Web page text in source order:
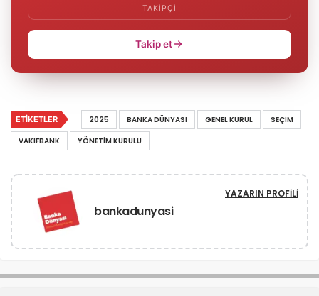
TAKIPÇI
Takip et
ETIKETLER 2025 BANKA DÜNYASI GENEL KURUL
SEÇIM
VAKIFBANK
YÖNETIM KURULU
bankadunyasi
YAZARIN PROFILI